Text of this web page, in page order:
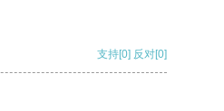
支持[0] 反对[0]